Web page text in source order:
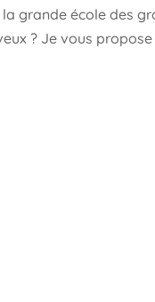
grande école des
? Je vous propose